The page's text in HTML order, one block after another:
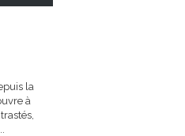
la
à